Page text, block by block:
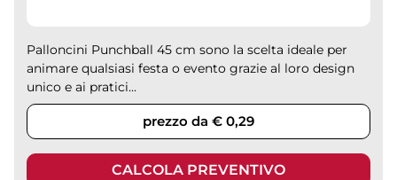
Palloncini Punchball 45 cm sono la scelta ideale per
animare qualsiasi festa o evento grazie al loro design
unico e ai pratici...
prezzo da € 0,29
CALCOLA PREVENTIVO